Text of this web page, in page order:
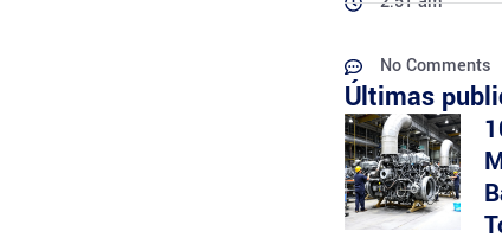
No Comments
Últimas